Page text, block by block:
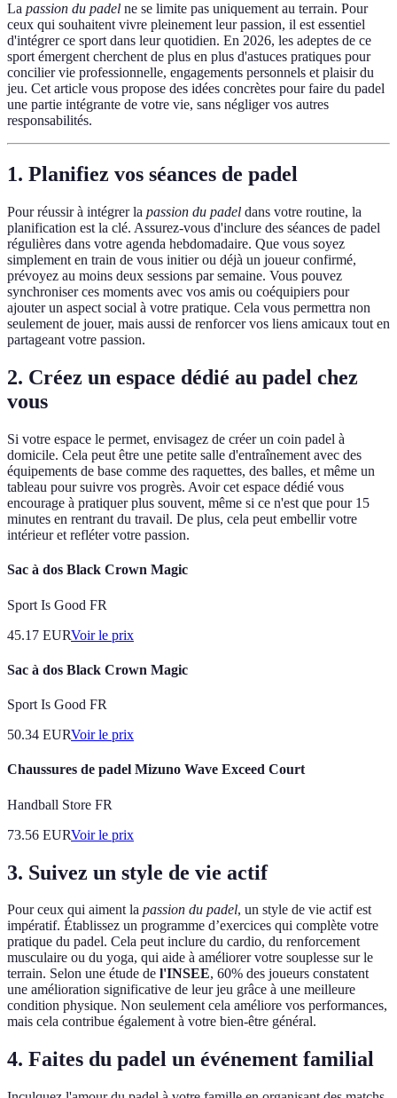
La passion du padel ne se limite pas uniquement au terrain. Pour
ceux qui souhaitent vivre pleinement leur passion, il est essentiel
d'intégrer ce sport dans leur quotidien. En 2026, les adeptes de ce
sport émergent cherchent de plus en plus d'astuces pratiques pour
concilier vie professionnelle, engagements personnels et plaisir du
jeu. Cet article vous propose des idées concrètes pour faire du padel
une partie intégrante de votre vie, sans négliger vos autres
responsabilités.
1. Planifiez vos séances de padel
Pour réussir à intégrer la passion du padel dans votre routine, la
planification est la clé. Assurez-vous d'inclure des séances de padel
régulières dans votre agenda hebdomadaire. Que vous soyez
simplement en train de vous initier ou déjà un joueur confirmé,
prévoyez au moins deux sessions par semaine. Vous pouvez
synchroniser ces moments avec vos amis ou coéquipiers pour
ajouter un aspect social à votre pratique. Cela vous permettra non
seulement de jouer, mais aussi de renforcer vos liens amicaux tout en
partageant votre passion.
2. Créez un espace dédié au padel chez
vous
Si votre espace le permet, envisagez de créer un coin padel à
domicile. Cela peut être une petite salle d'entraînement avec des
équipements de base comme des raquettes, des balles, et même un
tableau pour suivre vos progrès. Avoir cet espace dédié vous
encourage à pratiquer plus souvent, même si ce n'est que pour 15
minutes en rentrant du travail. De plus, cela peut embellir votre
intérieur et refléter votre passion.
Sac à dos Black Crown Magic
Sport Is Good FR
45.17 EURVoir le prix
Sac à dos Black Crown Magic
Sport Is Good FR
50.34 EURVoir le prix
Chaussures de padel Mizuno Wave Exceed Court
Handball Store FR
73.56 EURVoir le prix
3. Suivez un style de vie actif
Pour ceux qui aiment la passion du padel, un style de vie actif est
impératif. Établissez un programme d’exercices qui complète votre
pratique du padel. Cela peut inclure du cardio, du renforcement
musculaire ou du yoga, qui aide à améliorer votre souplesse sur le
terrain. Selon une étude de l'INSEE, 60% des joueurs constatent
une amélioration significative de leur jeu grâce à une meilleure
condition physique. Non seulement cela améliore vos performances,
mais cela contribue également à votre bien-être général.
4. Faites du padel un événement familial